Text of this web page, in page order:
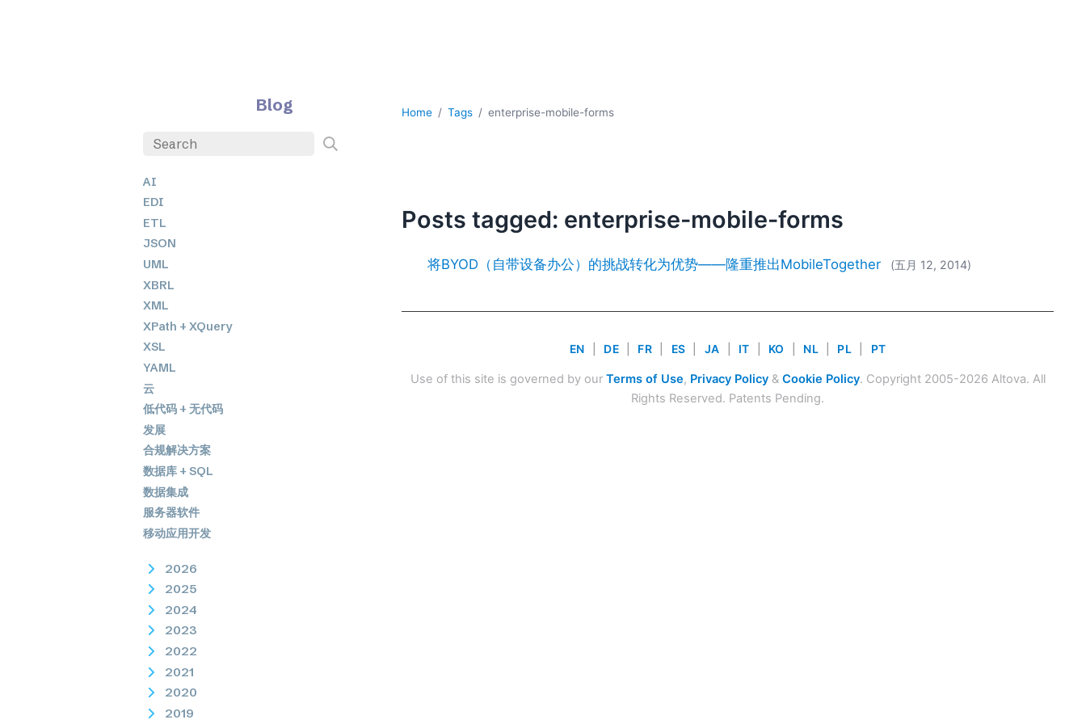
Blog
AI
EDI
ETL
JSON
UML
XBRL
XML
XPath + XQuery
XSL
YAML
云
低代码 + 无代码
发展
合规解决方案
数据库 + SQL
数据集成
服务器软件
移动应用开发
2026
2025
2024
2023
2022
2021
2020
2019
Home Tags enterprise-mobile-forms
Posts tagged: enterprise-mobile-forms
将BYOD（自带设备办公）的挑战转化为优势——隆重推出MobileTogether (五月 12, 2014)
EN DE FR ES JA IT KO NL PL PT
Use of this site is governed by our Terms of Use, Privacy Policy& Cookie Policy. Copyright 2005-2026 Altova. All
Rights Reserved. Patents Pending.